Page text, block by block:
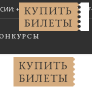
+7 (8442) 67-33-02, +7-
Мы в соцсетях: